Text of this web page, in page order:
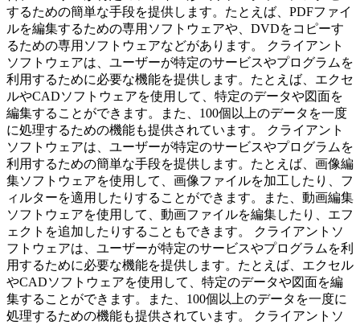
するための簡単な手段を提供します。たとえば、PDFファイ
ルを編集するための専用ソフトウェアや、DVDをコピーす
るための専用ソフトウェアなどがあります。 クライアント
ソフトウェアは、ユーザーが特定のサービスやプログラムを
利用するために必要な機能を提供します。たとえば、エクセ
ルやCADソフトウェアを使用して、特定のデータや図面を
編集することができます。また、100個以上のデータを一度
に処理するための機能も提供されています。 クライアント
ソフトウェアは、ユーザーが特定のサービスやプログラムを
利用するための簡単な手段を提供します。たとえば、画像編
集ソフトウェアを使用して、画像ファイルを加工したり、フ
ィルターを適用したりすることができます。また、動画編集
ソフトウェアを使用して、動画ファイルを編集したり、エフ
ェクトを追加したりすることもできます。 クライアントソ
フトウェアは、ユーザーが特定のサービスやプログラムを利
用するために必要な機能を提供します。たとえば、エクセル
やCADソフトウェアを使用して、特定のデータや図面を編
集することができます。また、100個以上のデータを一度に
処理するための機能も提供されています。 クライアントソ